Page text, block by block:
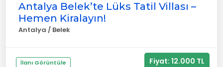
Antalya Belek’te Lüks Tatil Villası –
Hemen Kiralayın!
Antalya / Belek
İlanı Görüntüle Fiyat: 12.000 TL